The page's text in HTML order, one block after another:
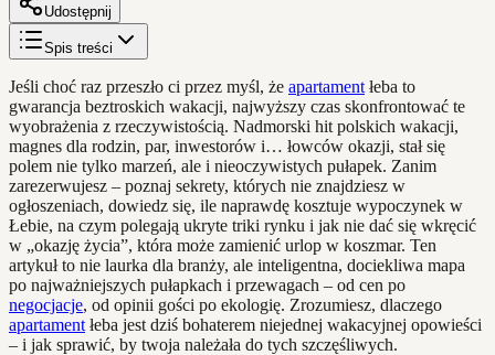
Udostępnij
Spis treści
Jeśli choć raz przeszło ci przez myśl, że apartament łeba to
gwarancja beztroskich wakacji, najwyższy czas skonfrontować te
wyobrażenia z rzeczywistością. Nadmorski hit polskich wakacji,
magnes dla rodzin, par, inwestorów i… łowców okazji, stał się
polem nie tylko marzeń, ale i nieoczywistych pułapek. Zanim
zarezerwujesz – poznaj sekrety, których nie znajdziesz w
ogłoszeniach, dowiedz się, ile naprawdę kosztuje wypoczynek w
Łebie, na czym polegają ukryte triki rynku i jak nie dać się wkręcić
w „okazję życia”, która może zamienić urlop w koszmar. Ten
artykuł to nie laurka dla branży, ale inteligentna, dociekliwa mapa
po najważniejszych pułapkach i przewagach – od cen po
negocjacje, od opinii gości po ekologię. Zrozumiesz, dlaczego
apartament łeba jest dziś bohaterem niejednej wakacyjnej opowieści
– i jak sprawić, by twoja należała do tych szczęśliwych.